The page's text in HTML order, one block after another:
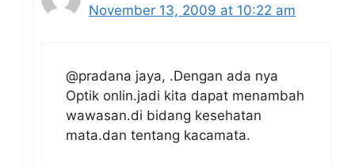
November 13, 2009 at 10:22 am
@pradana jaya, .Dengan ada nya
Optik onlin.jadi kita dapat menambah
wawasan.di bidang kesehatan
mata.dan tentang kacamata.